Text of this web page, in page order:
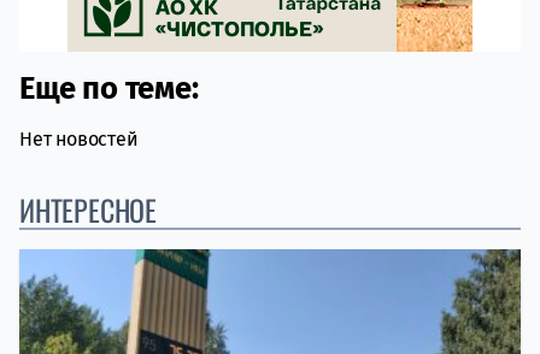
Еще по теме:
Нет новостей
ИНТЕРЕСНОЕ